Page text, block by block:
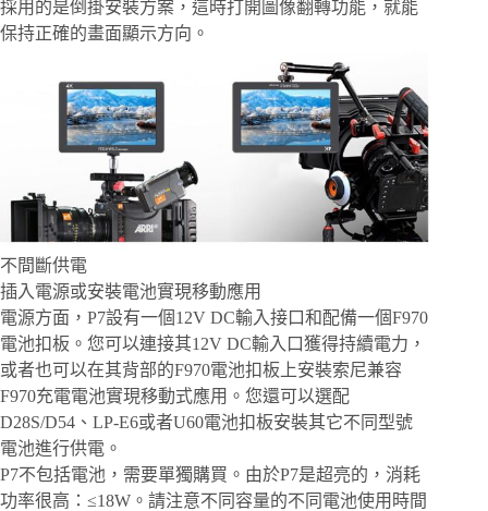
採用的是倒掛安裝方案，這時打開圖像翻轉功能，就能
保持正確的畫面顯示方向。
不間斷供電
插入電源或安裝電池實現移動應用
電源方面，P7設有一個12V DC輸入接口和配備一個F970
電池扣板。您可以連接其12V DC輸入口獲得持續電力，
或者也可以在其背部的F970電池扣板上安裝索尼兼容
F970充電電池實現移動式應用。您還可以選配
D28S/D54、LP-E6或者U60電池扣板安裝其它不同型號
電池進行供電。
P7不包括電池，需要單獨購買。由於P7是超亮的，消耗
功率很高：≤18W。請注意不同容量的不同電池使用時間